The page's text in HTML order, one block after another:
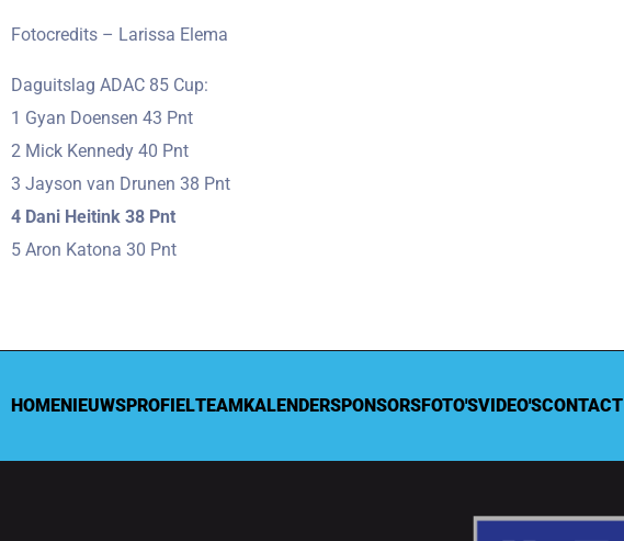
Fotocredits – Larissa Elema
Daguitslag ADAC 85 Cup:
1 Gyan Doensen 43 Pnt
2 Mick Kennedy 40 Pnt
3 Jayson van Drunen 38 Pnt
4 Dani Heitink 38 Pnt
5 Aron Katona 30 Pnt
HOMENIEUWSPROFIELTEAMKALENDERSPONSORSFOTO'SVIDEO'SCONTACT